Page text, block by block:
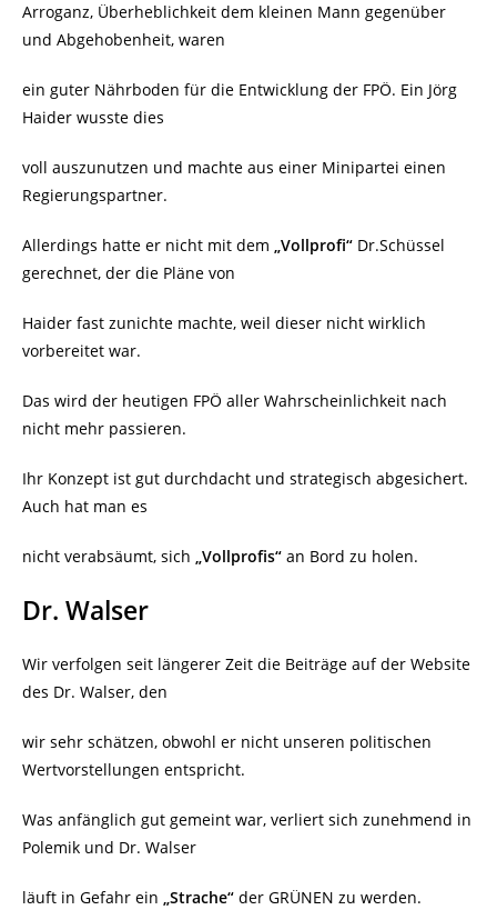
Arroganz, Überheblichkeit dem kleinen Mann gegenüber
und Abgehobenheit, waren
ein guter Nährboden für die Entwicklung der FPÖ. Ein Jörg
Haider wusste dies
voll auszunutzen und machte aus einer Minipartei einen
Regierungspartner.
Allerdings hatte er nicht mit dem „Vollprofi“ Dr.Schüssel
gerechnet, der die Pläne von
Haider fast zunichte machte, weil dieser nicht wirklich
vorbereitet war.
Das wird der heutigen FPÖ aller Wahrscheinlichkeit nach
nicht mehr passieren.
Ihr Konzept ist gut durchdacht und strategisch abgesichert.
Auch hat man es
nicht verabsäumt, sich „Vollprofis“ an Bord zu holen.
Dr. Walser
Wir verfolgen seit längerer Zeit die Beiträge auf der Website
des Dr. Walser, den
wir sehr schätzen, obwohl er nicht unseren politischen
Wertvorstellungen entspricht.
Was anfänglich gut gemeint war, verliert sich zunehmend in
Polemik und Dr. Walser
läuft in Gefahr ein „Strache“ der GRÜNEN zu werden.